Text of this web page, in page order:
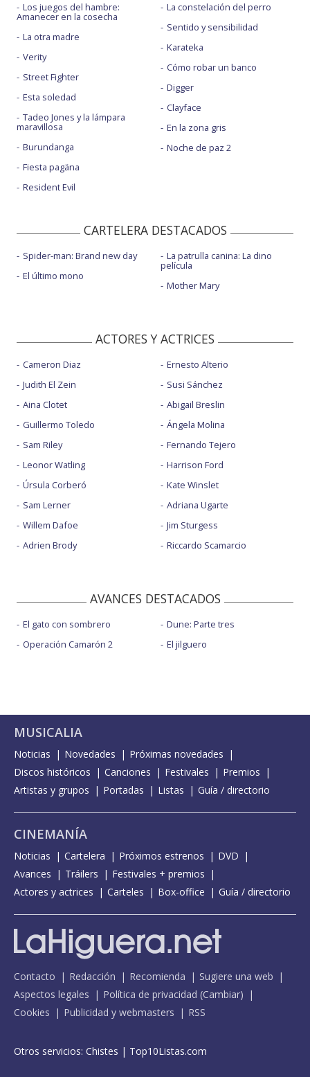
Los juegos del hambre:
Amanecer en la cosecha
La otra madre
Verity
Street Fighter
Esta soledad
Tadeo Jones y la lámpara
maravillosa
Burundanga
Fiesta pagäna
Resident Evil
La constelación del perro
Sentido y sensibilidad
Karateka
Cómo robar un banco
Digger
Clayface
En la zona gris
Noche de paz 2
CARTELERA DESTACADOS
Spider-man: Brand new day
El último mono
La patrulla canina: La dino
película
Mother Mary
ACTORES Y ACTRICES
Cameron Diaz
Judith El Zein
Aina Clotet
Guillermo Toledo
Sam Riley
Leonor Watling
Úrsula Corberó
Sam Lerner
Willem Dafoe
Adrien Brody
Ernesto Alterio
Susi Sánchez
Abigail Breslin
Ángela Molina
Fernando Tejero
Harrison Ford
Kate Winslet
Adriana Ugarte
Jim Sturgess
Riccardo Scamarcio
AVANCES DESTACADOS
El gato con sombrero
Operación Camarón 2
Dune: Parte tres
El jilguero
MUSICALIA
Noticias Novedades
Próximas novedades
Discos históricos
Canciones Festivales
Premios
Artistas y grupos
Portadas Listas Guía / directorio
CINEMANÍA
Noticias Cartelera Próximos estrenos
DVD
Avances
Tráilers
Festivales + premios
Actores y actrices
Carteles Box-office Guía / directorio
Contacto Redacción Recomienda
Sugiere una web
Aspectos legales
Política de privacidad (Cambiar)
Cookies
Publicidad y webmasters RSS
Otros servicios: Chistes | Top10Listas.com